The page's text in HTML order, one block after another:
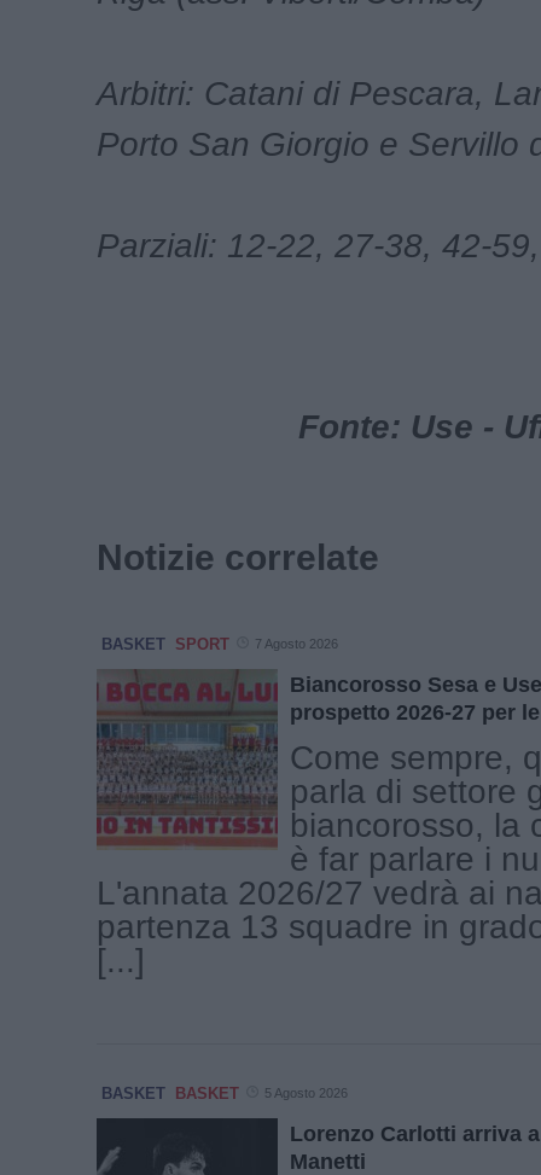
Arbitri: Catani di Pescara,
Porto San Giorgio e Servillo
Parziali: 12-22, 27-38, 42-
Fonte: Use -
Notizie correlate
BASKET SPORT 7 Agosto 2026
Biancorosso Sesa e
prospetto 2026-27 per
Come sempre,
parla di settore
biancorosso, la
è far parlare i
L'annata 2026/27 vedrà ai
partenza 13 squadre in
[...]
BASKET BASKET 5 Agosto 2026
Lorenzo Carlotti arriva
Manetti